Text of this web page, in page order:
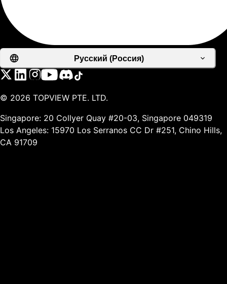
Русский (Россия)
© 2026 TOPVIEW PTE. LTD.
Singapore: 20 Collyer Quay #20-03, Singapore 049319
Los Angeles: 15970 Los Serranos CC Dr #251, Chino Hills,
CA 91709